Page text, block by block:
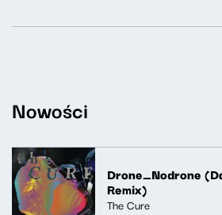
Nowości
Drone_Nodrone
Remix)
The Cure